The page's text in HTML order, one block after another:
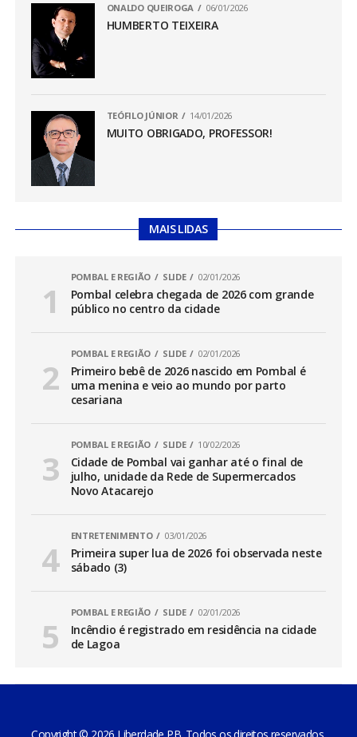
ONALDO QUEIROGA 06/01/2026
HUMBERTO TEIXEIRA
TEÓFILO JÚNIOR 14/01/2026
MUITO OBRIGADO, PROFESSOR!
MAIS LIDAS
POMBAL E REGIÃO SLIDE 02/01/2026
Pombal celebra chegada de 2026 com grande
público no centro da cidade
POMBAL E REGIÃO SLIDE 02/01/2026
Primeiro bebê de 2026 nascido em Pombal é
uma menina e veio ao mundo por parto
cesariana
POMBAL E REGIÃO SLIDE 10/02/2026
Cidade de Pombal vai ganhar até o final de
julho, unidade da Rede de Supermercados
Novo Atacarejo
ENTRETENIMENTO 03/01/2026
Primeira super lua de 2026 foi observada neste
sábado (3)
POMBAL E REGIÃO SLIDE 02/01/2026
Incêndio é registrado em residência na cidade
de Lagoa